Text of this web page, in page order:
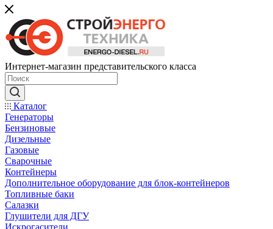
Интернет-магазин представительского класса
Каталог
Генераторы
Бензиновые
Дизельные
Газовые
Сварочные
Контейнеры
Дополнительное оборудование для блок-контейнеров
Топливные баки
Салазки
Глушители для ДГУ
Искрогасители